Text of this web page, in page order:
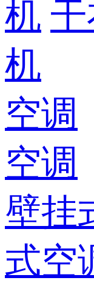
机
机
空调
空调
壁挂
式空